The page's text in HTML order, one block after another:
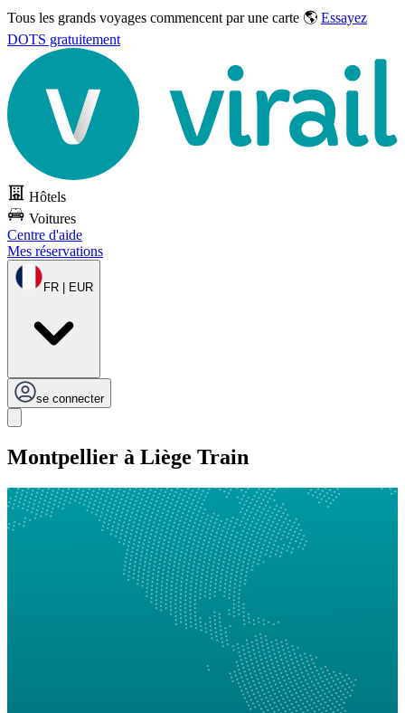
Tous les grands voyages commencent par une carte 🌎 Essayez
DOTS gratuitement
Hôtels
Voitures
Centre d'aide
Mes réservations
FR | EUR
se connecter
Montpellier à Liège Train